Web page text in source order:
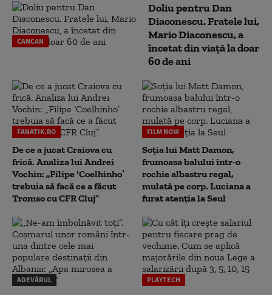
CANCAN
Doliu pentru Dan
Diaconescu. Fratele lui,
Mario Diaconescu, a
încetat din viață la doar
60 de ani
FANATIK.RO
De ce a jucat Craiova cu
frică. Analiza lui Andrei
Vochin: „Filipe ‘Coelhinho’
trebuia să facă ce a făcut
Tromso cu CFR Cluj”
FILM NOW
Soția lui Matt Damon,
frumoasa balului într-o
rochie albastru regal,
mulată pe corp. Luciana a
furat atenția la Seul
ADEVĂRUL PLAYTECH